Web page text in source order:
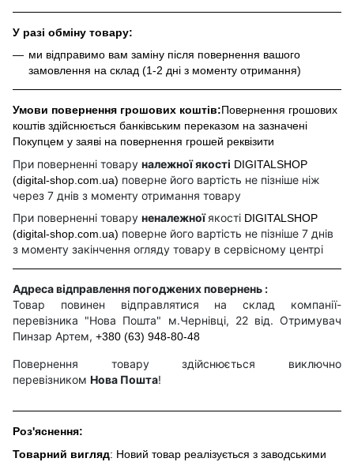
У разі обміну товару:
ми відправимо вам заміну після повернення вашого
замовлення на склад (1-2 дні з моменту отримання)
Умови повернення грошових коштів:Повернення грошових
коштів здійснюється банківським переказом на зазначені
Покупцем у заяві на повернення грошей реквізити
При поверненні товару належної якості DIGITALSHOP
(digital-shop.com.ua) поверне його вартість не пізніше ніж
через 7 днів з моменту отримання товару
При поверненні товару неналежноїякості DIGITALSHOP
(digital-shop.com.ua) поверне його вартість не пізніше 7 днів
з моменту закінчення огляду товару в сервісному центрі
Адреса відправлення погоджених повернень :
Товар повинен відправлятися на склад компанії-
перевізника "Нова Пошта" м.Чернівці, 22 від. Отримувач
Пинзар Артем, +380 (63) 948-80-48
Повернення товару здійснюється виключно
перевізником Нова Пошта!
Роз'яснення:
Товарний вигляд: Новий товар реалізується з заводськими